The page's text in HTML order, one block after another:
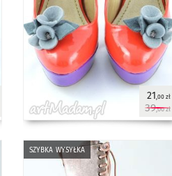
21,00 zł
39,00 zł
szybka wysyłka